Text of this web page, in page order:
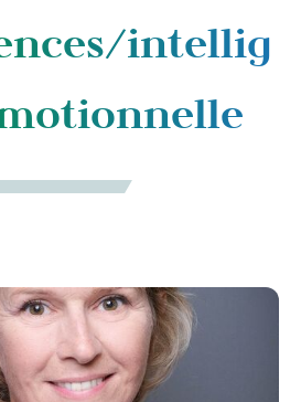
intellig